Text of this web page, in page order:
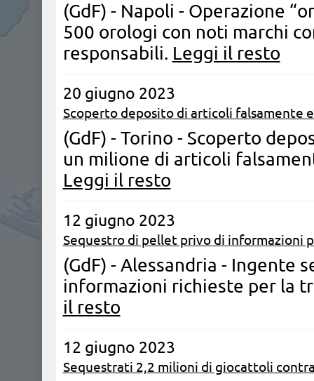
(GdF) - Napoli - Operazione
500 orologi con noti marchi
responsabili. Leggi il resto
20 giugno 2023
Scoperto deposito di articoli falsamente
(GdF) - Torino - Scoperto
un milione di articoli
Leggi il resto
12 giugno 2023
Sequestro di pellet privo di informazioni
(GdF) - Alessandria - Ingente
informazioni richieste per la
il resto
12 giugno 2023
Sequestrati 2,2 milioni di giocattoli